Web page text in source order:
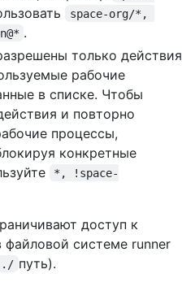
space-org/*,
.
только действия
рабочие
в списке. Чтобы
и повторно
процессы,
конкретные
*, !space-
доступ к
системе runner
./ путь).